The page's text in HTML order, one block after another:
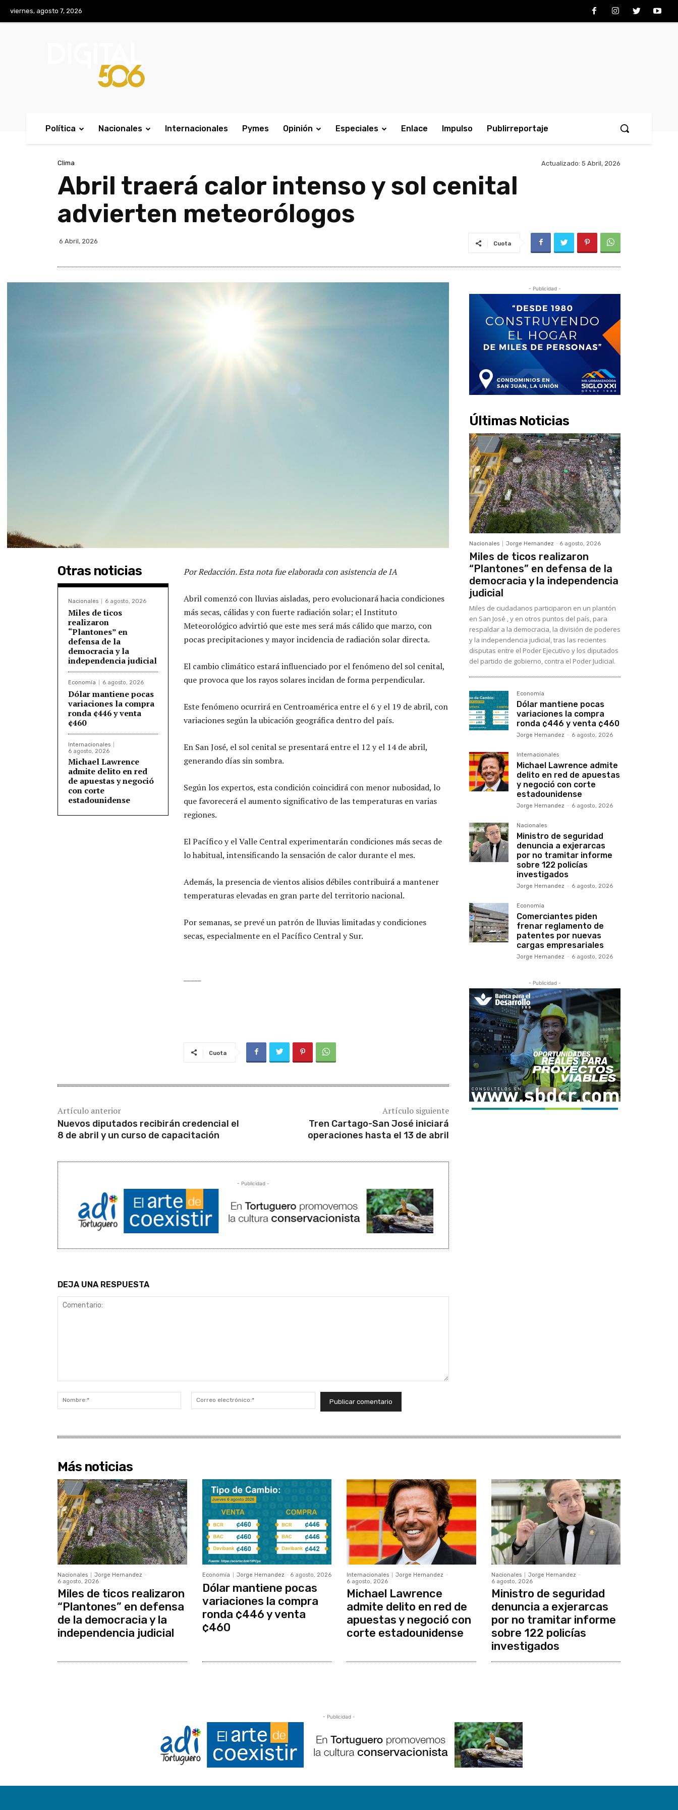
viernes, agosto 7, 2026
Política Nacionales Internacionales Pymes Opinión Especiales Enlace Impulso Publirreportaje
Clima Actualizado: 5 Abril, 2026
Abril traerá calor intenso y sol cenital
advierten meteorólogos
6 Abril, 2026 Cuota
Otras noticias
Nacionales 6 agosto, 2026
Miles de ticos
realizaron
“Plantones” en
defensa de la
democracia y la
independencia judicial
Economía 6 agosto, 2026
Dólar mantiene pocas
variaciones la compra
ronda ¢446 y venta
¢460
Internacionales
6 agosto, 2026
Michael Lawrence
admite delito en red
de apuestas y negoció
con corte
estadounidense
Por Redacción. Esta nota fue elaborada con asistencia de IA
Abril comenzó con lluvias aisladas, pero evolucionará hacia condiciones
más secas, cálidas y con fuerte radiación solar; el Instituto
Meteorológico advirtió que este mes será más cálido que marzo, con
pocas precipitaciones y mayor incidencia de radiación solar directa.
El cambio climático estará influenciado por el fenómeno del sol cenital,
que provoca que los rayos solares incidan de forma perpendicular.
Este fenómeno ocurrirá en Centroamérica entre el 6 y el 19 de abril, con
variaciones según la ubicación geográfica dentro del país.
En San José, el sol cenital se presentará entre el 12 y el 14 de abril,
generando días sin sombra.
Según los expertos, esta condición coincidirá con menor nubosidad, lo
que favorecerá el aumento significativo de las temperaturas en varias
regiones.
El Pacífico y el Valle Central experimentarán condiciones más secas de
lo habitual, intensificando la sensación de calor durante el mes.
Además, la presencia de vientos alisios débiles contribuirá a mantener
temperaturas elevadas en gran parte del territorio nacional.
Por semanas, se prevé un patrón de lluvias limitadas y condiciones
secas, especialmente en el Pacífico Central y Sur.
Cuota
Artículo anterior
Nuevos diputados recibirán credencial el
8 de abril y un curso de capacitación
Artículo siguiente
Tren Cartago-San José iniciará
operaciones hasta el 13 de abril
- Publicidad -
DEJA UNA RESPUESTA
Nombre:*
electrónico:*
- Publicidad -
Últimas Noticias
Nacionales Jorge Hernandez - 6 agosto, 2026
Miles de ticos realizaron
“Plantones” en defensa de la
democracia y la independencia
judicial
Miles de ciudadanos participaron en un plantón
en San José , y en otros puntos del país, para
respaldar a la democracia, la división de poderes
y la independencia judicial, tras las recientes
disputas entre el Poder Ejecutivo y los diputados
del partido de gobierno, contra el Poder Judicial.
Economía
Dólar mantiene pocas
variaciones la compra
ronda ¢446 y venta ¢460
Jorge Hernandez - 6 agosto, 2026
Internacionales
Michael Lawrence admite
delito en red de apuestas
y negoció con corte
estadounidense
Jorge Hernandez - 6 agosto, 2026
Nacionales
Ministro de seguridad
denuncia a exjerarcas
por no tramitar informe
sobre 122 policías
investigados
Jorge Hernandez - 6 agosto, 2026
Economía
Comerciantes piden
frenar reglamento de
patentes por nuevas
cargas empresariales
Jorge Hernandez - 6 agosto, 2026
- Publicidad -
Más noticias
Nacionales Jorge Hernandez -
6 agosto, 2026
Miles de ticos realizaron
“Plantones” en defensa
de la democracia y la
independencia judicial
Economía Jorge Hernandez - 6 agosto, 2026
Dólar mantiene pocas
variaciones la compra
ronda ¢446 y venta
¢460
Internacionales Jorge Hernandez -
6 agosto, 2026
Michael Lawrence
admite delito en red de
apuestas y negoció con
corte estadounidense
Nacionales Jorge Hernandez -
6 agosto, 2026
Ministro de seguridad
denuncia a exjerarcas
por no tramitar informe
sobre 122 policías
investigados
- Publicidad -